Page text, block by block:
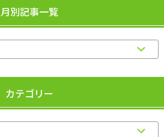
月別記事一覧
カテゴリー